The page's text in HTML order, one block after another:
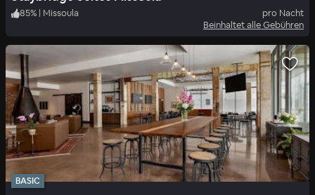
85% | Missoula
pro Nacht
Beinhaltet alle Gebühren
BASIC